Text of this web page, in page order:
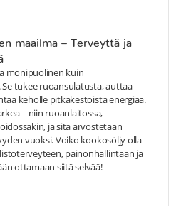
maailma – Terveyttä ja
monipuolinen kuin
tukee ruoansulatusta, auttaa
keholle pitkäkestoista energiaa.
– niin ruoanlaitossa,
ja sitä arvostetaan
vuoksi. Voiko kookosöljy olla
painonhallintaan ja
ottamaan siitä selvää!